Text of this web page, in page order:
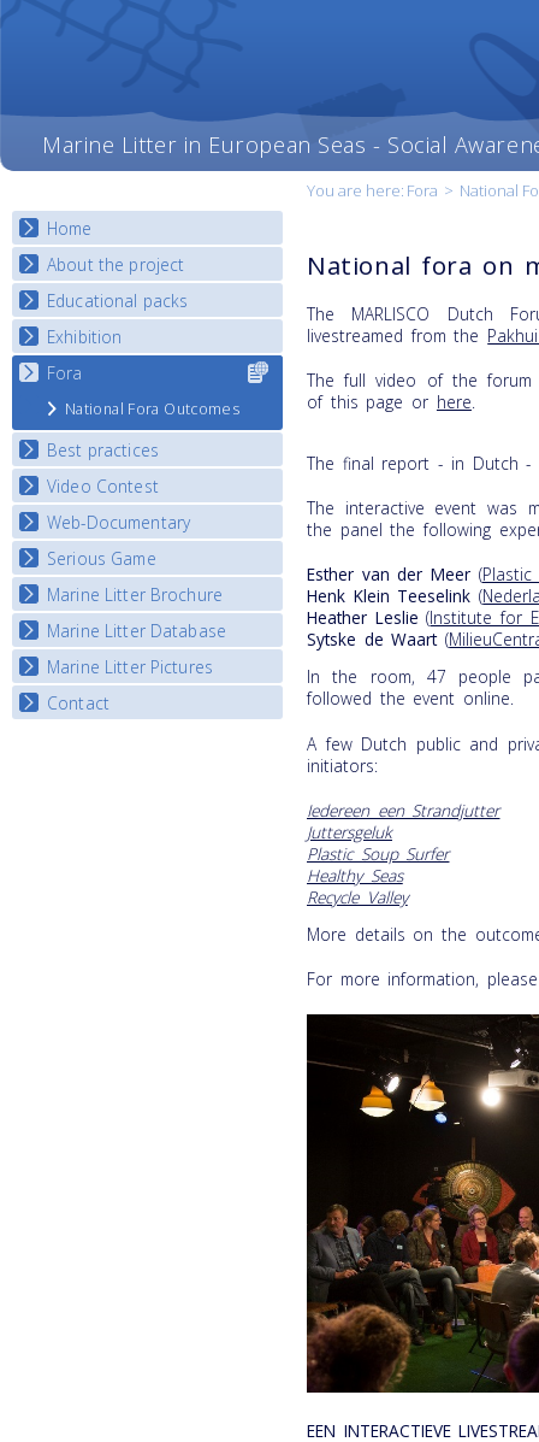
Marine Litter in European Seas - Social
You are here: Fora > National
Home
About the project
Objectives
Deliverables
Partners
Educational packs
E-learning course round I
E-learning course round II
E-learning course round III
E-learning course round IV
Exhibition
National Exhibitions
Exhibition Journey Map
Fora
National Fora Outcomes
Best practices
Best Practice Guide
Map Overview
Listview
Video Contest
National Video Contests
Web-Documentary
Watch Troubled Waters
Serious Game
Start the game
Marine Litter Brochure
Marine Litter Database
Marine Litter Pictures
Contact
Select content
for your
country
National fora on
The MARLISCO Dutch
livestreamed from the
The full video of the
of this page or here.
The final report - in Dutch
The interactive event was
the panel the following
Esther van der Meer (
Henk Klein Teeselink(
Heather Leslie (Institute for
Sytske de Waart(
In the room, 47 people
followed the event online.
A few Dutch public and
initiators:
Iedereen een Strandjutter
Juttersgeluk
Plastic Soup Surfer
Healthy Seas
Recycle Valley
More details on the
For more information,
EEN INTERACTIEVE